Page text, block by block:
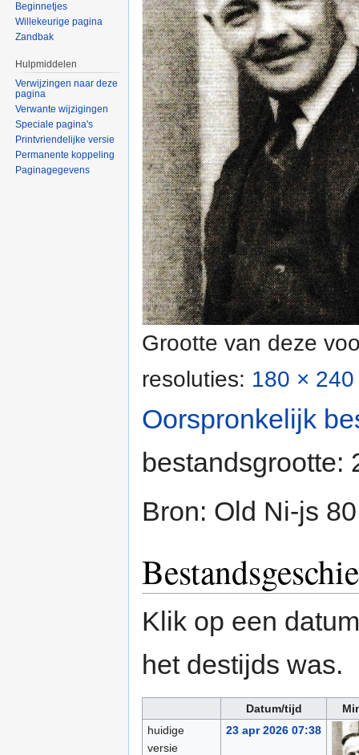
Grootte van deze
resoluties: 180 ×
Oorspronkelijk
bestandsgrootte:
Bron: Old Ni-js 80
Klik op een
het destijds was.
Datum/tijd
huidige
versie
23 apr 2026 07:38
Beginnetjes
Willekeurige pagina
Zandbak
Hulpmiddelen
Verwijzingen naar deze
pagina
Verwante wijzigingen
Speciale pagina's
Printvriendelijke versie
Permanente koppeling
Paginagegevens